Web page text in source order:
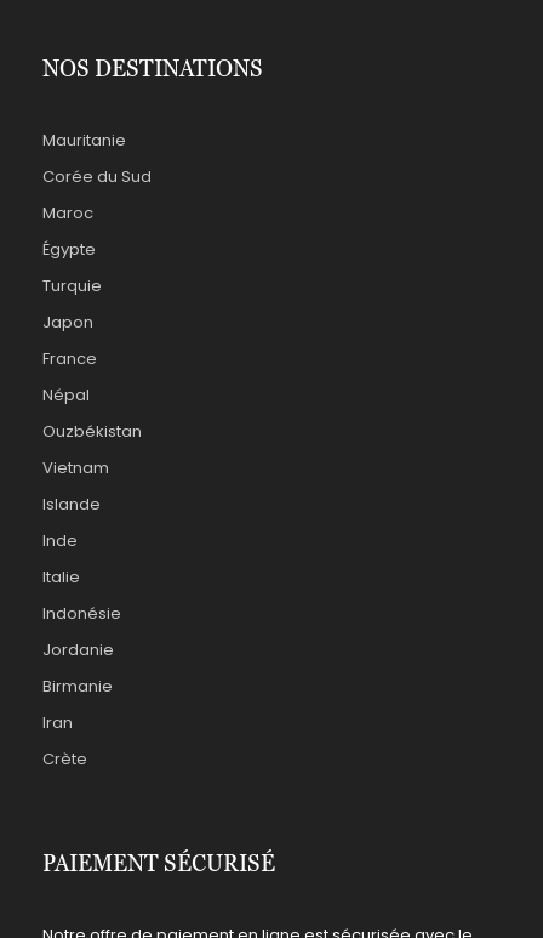
NOS DESTINATIONS
Mauritanie
Corée du Sud
Maroc
Égypte
Turquie
Japon
France
Népal
Ouzbékistan
Vietnam
Islande
Inde
Italie
Indonésie
Jordanie
Birmanie
Iran
Crète
PAIEMENT SÉCURISÉ